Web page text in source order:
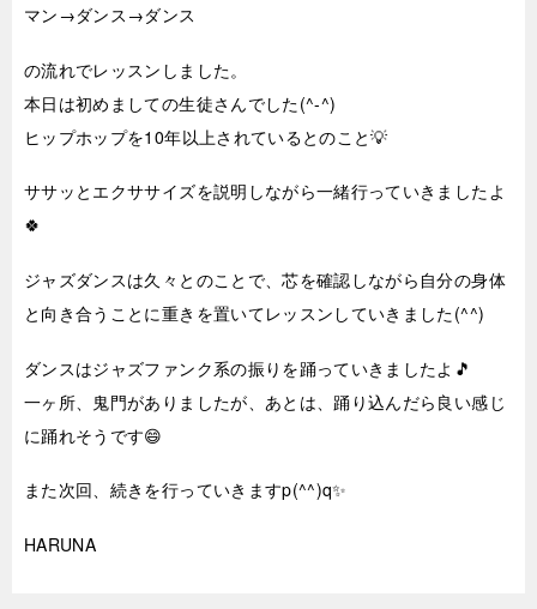
マン→ダンス→ダンス
の流れでレッスンしました。
本日は初めましての生徒さんでした(^-^)
ヒップホップを10年以上されているとのこと💡
ササッとエクササイズを説明しながら一緒行っていきましたよ
🍀
ジャズダンスは久々とのことで、芯を確認しながら自分の身体
と向き合うことに重きを置いてレッスンしていきました(^^)
ダンスはジャズファンク系の振りを踊っていきましたよ🎵
一ヶ所、鬼門がありましたが、あとは、踊り込んだら良い感じ
に踊れそうです😄
また次回、続きを行っていきますp(^^)q✨
HARUNA